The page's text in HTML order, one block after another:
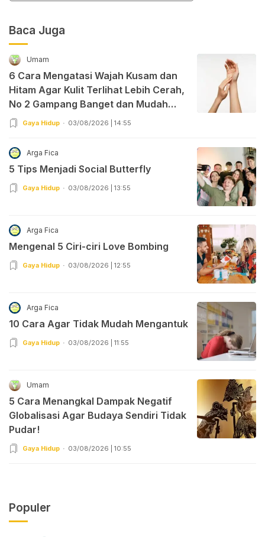
Baca Juga
Umam
6 Cara Mengatasi Wajah Kusam dan
Hitam Agar Kulit Terlihat Lebih Cerah,
No 2 Gampang Banget dan Mudah
Dipraktekkan!
Gaya Hidup 03/08/2026 | 14:55
Arga Fica
5 Tips Menjadi Social Butterfly
Gaya Hidup 03/08/2026 | 13:55
Arga Fica
Mengenal 5 Ciri-ciri Love Bombing
Gaya Hidup 03/08/2026 | 12:55
Arga Fica
10 Cara Agar Tidak Mudah Mengantuk
Gaya Hidup 03/08/2026 | 11:55
Umam
5 Cara Menangkal Dampak Negatif
Globalisasi Agar Budaya Sendiri Tidak
Pudar!
Gaya Hidup 03/08/2026 | 10:55
Populer